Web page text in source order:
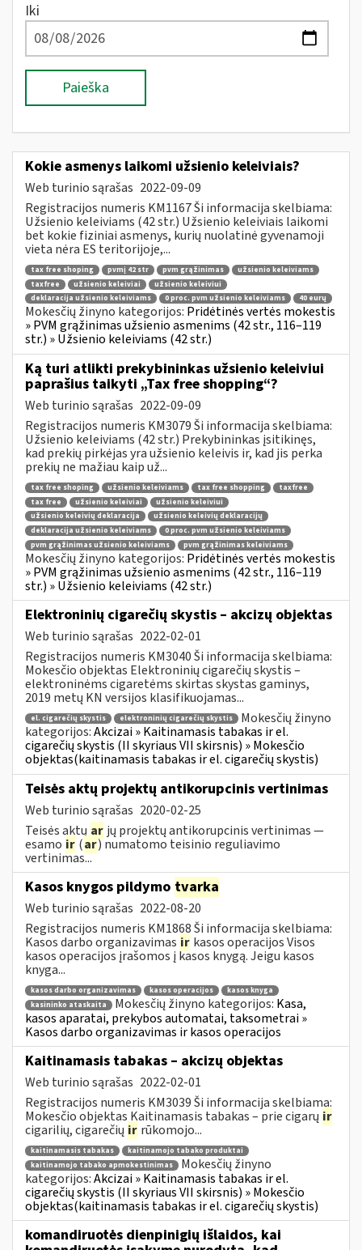
Iki
Paieška
Kokie asmenys laikomi užsienio keleiviais?
Web turinio sąrašas 2022-09-09
Registracijos numeris KM1167 Ši informacija skelbiama:
Užsienio keleiviams (42 str.) Užsienio keleiviais laikomi
bet kokie fiziniai asmenys, kurių nuolatinė gyvenamoji
vieta nėra ES teritorijoje,...
tax free shoping pvmį 42 str pvm grąžinimas
užsienio keleiviams
taxfree
užsienio keleiviai
užsienio keleiviui
deklaracija užsienio keleiviams
0 proc. pvm užsienio keleiviams 40 eurų
Mokesčių žinyno kategorijos: Pridėtinės vertės mokestis
» PVM grąžinimas užsienio asmenims (42 str., 116–119
str.) » Užsienio keleiviams (42 str.)
Ką turi atlikti prekybininkas užsienio keleiviui
paprašius taikyti „Tax free shopping“?
Web turinio sąrašas 2022-09-09
Registracijos numeris KM3079 Ši informacija skelbiama:
Užsienio keleiviams (42 str.) Prekybininkas įsitikinęs,
kad prekių pirkėjas yra užsienio keleivis ir, kad jis perka
prekių ne mažiau kaip už...
tax free shoping užsienio keleiviams tax free shopping
taxfree
tax free
užsienio keleiviai
užsienio keleiviui
užsienio keleivių deklaracija
užsienio keleivių deklaracijų
deklaracija užsienio keleiviams
0 proc. pvm užsienio keleiviams
pvm grąžinimas užsienio keleiviams
pvm grąžinimas keleiviams
Mokesčių žinyno kategorijos: Pridėtinės vertės mokestis
» PVM grąžinimas užsienio asmenims (42 str., 116–119
str.) » Užsienio keleiviams (42 str.)
Elektroninių cigarečių skystis – akcizų objektas
Web turinio sąrašas 2022-02-01
Registracijos numeris KM3040 Ši informacija skelbiama:
Mokesčio objektas Elektroninių cigarečių skystis –
elektroninėms cigaretėms skirtas skystas gaminys,
2019 metų KN versijos klasifikuojamas...
el. cigarečių skystis elektroninių cigarečių skystis
Mokesčių žinyno
kategorijos:Akcizai » Kaitinamasis tabakas ir el.
cigarečių skystis (II skyriaus VII skirsnis) » Mokesčio
objektas(kaitinamasis tabakas ir el. cigarečių skystis)
Teisės aktų projektų antikorupcinis vertinimas
Web turinio sąrašas 2020-02-25
Teisės aktų ar jų projektų antikorupcinis vertinimas —
esamo ir (ar) numatomo teisinio reguliavimo
vertinimas...
Kasos knygos pildymo tvarka
Web turinio sąrašas 2022-08-20
Registracijos numeris KM1868 Ši informacija skelbiama:
Kasos darbo organizavimas ir kasos operacijos Visos
kasos operacijos įrašomos į kasos knygą. Jeigu kasos
knyga...
kasos darbo organizavimas kasos operacijos
kasos knyga
kasininko ataskaita
Mokesčių žinyno kategorijos: Kasa,
kasos aparatai, prekybos automatai, taksometrai »
Kasos darbo organizavimas ir kasos operacijos
Kaitinamasis tabakas – akcizų objektas
Web turinio sąrašas 2022-02-01
Registracijos numeris KM3039 Ši informacija skelbiama:
Mokesčio objektas Kaitinamasis tabakas – prie cigarų ir
cigarilių, cigarečių ir rūkomojo...
kaitinamasis tabakas
kaitinamojo tabako produktai
kaitinamojo tabako apmokestinimas
Mokesčių žinyno
kategorijos:Akcizai » Kaitinamasis tabakas ir el.
cigarečių skystis (II skyriaus VII skirsnis) » Mokesčio
objektas(kaitinamasis tabakas ir el. cigarečių skystis)
komandiruotės dienpinigių išlaidos, kai